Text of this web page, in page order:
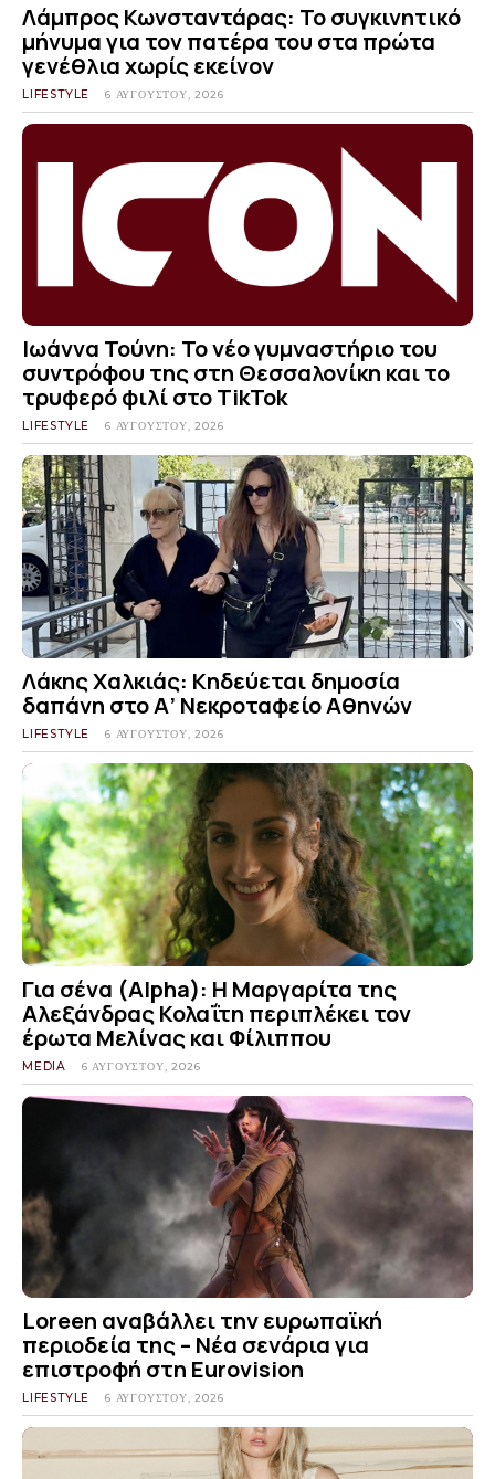
Λάμπρος Κωνσταντάρας: Το συγκινητικό
μήνυμα για τον πατέρα του στα πρώτα
γενέθλια χωρίς εκείνον
LIFESTYLE 6 ΑΥΓΟΎΣΤΟΥ, 2026
Ιωάννα Τούνη: Το νέο γυμναστήριο του
συντρόφου της στη Θεσσαλονίκη και το
τρυφερό φιλί στο TikTok
LIFESTYLE 6 ΑΥΓΟΎΣΤΟΥ, 2026
Λάκης Χαλκιάς: Κηδεύεται δημοσία
δαπάνη στο Α’ Νεκροταφείο Αθηνών
LIFESTYLE 6 ΑΥΓΟΎΣΤΟΥ, 2026
Για σένα (Alpha): Η Μαργαρίτα της
Αλεξάνδρας Κολαΐτη περιπλέκει τον
έρωτα Μελίνας και Φίλιππου
MEDIA 6 ΑΥΓΟΎΣΤΟΥ, 2026
Loreen αναβάλλει την ευρωπαϊκή
περιοδεία της – Νέα σενάρια για
επιστροφή στη Eurovision
LIFESTYLE 6 ΑΥΓΟΎΣΤΟΥ, 2026